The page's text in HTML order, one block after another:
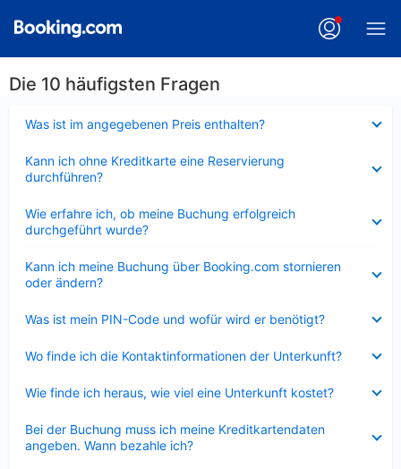
Die 10 häufigsten Fragen
Was ist im angegebenen Preis enthalten?
Kann ich ohne Kreditkarte eine Reservierung
durchführen?
Wie erfahre ich, ob meine Buchung erfolgreich
durchgeführt wurde?
Kann ich meine Buchung über Booking.com stornieren
oder ändern?
Was ist mein PIN-Code und wofür wird er benötigt?
Wo finde ich die Kontaktinformationen der Unterkunft?
Wie finde ich heraus, wie viel eine Unterkunft kostet?
Bei der Buchung muss ich meine Kreditkartendaten
angeben. Wann bezahle ich?